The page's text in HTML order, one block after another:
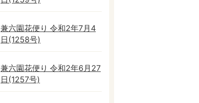
兼六園花便り 令和2年7月4
日(1258号)
兼六園花便り 令和2年6月27
日(1257号)